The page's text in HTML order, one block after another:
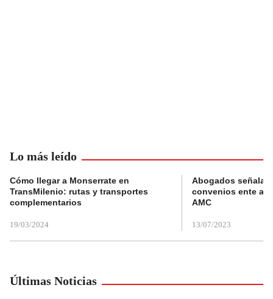
Lo más leído
Cómo llegar a Monserrate en
TransMilenio: rutas y transportes
complementarios
19/03/2024
Abogados
convenios ente
AMC
13/07/2023
Últimas Noticias